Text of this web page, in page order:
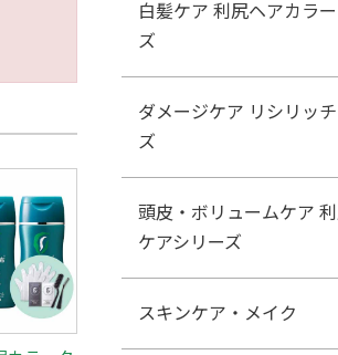
白髪ケア 利尻ヘアカラ
ズ
ダメージケア リシリッ
ズ
頭皮・ボリュームケア
ケアシリーズ
スキンケア・メイク